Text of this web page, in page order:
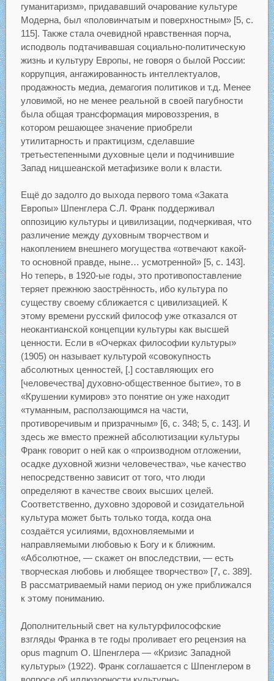
гуманитаризм», придававший очарование культуре
Модерна, был «половинчатым и поверхностным» [5, с.
115]. Также стала очевидной нравственная порча,
исподволь подтачивавшая социально-политическую
жизнь и культуру Европы, не говоря о былой России:
коррупция, ангажированность интеллектуалов,
продажность медиа, демагогия политиков и т.д. Менее
уловимой, но не менее реальной в своей пагубности
была общая трансформация мировоззрения, в
котором решающее значение приобрели
утилитарность и практицизм, сделавшие
третьестепенными духовные цели и подчинившие
Запад ницшеанской метафизике воли к власти.
Ещё до задолго до выхода первого тома «Заката
Европы» Шпенглера С.Л. Франк поддерживал
оппозицию культуры и цивилизации, подчеркивая, что
различение между духовным творчеством и
накоплением внешнего могущества «отвечают какой-
то основной правде, ныне… усмотренной» [5, с. 143].
Но теперь, в 1920-ые годы, это противопоставление
теряет прежнюю заострённость, ибо культура по
существу своему сближается с цивилизацией. К
этому времени русский философ уже отказался от
неокантианской концепции культуры как высшей
ценности. Если в «Очерках философии культуры»
(1905) он называет культурой «совокупность
абсолютных ценностей, [.] составляющих его
[человечества] духовно-общественное бытие», то в
«Крушении кумиров» это понятие он уже находит
«туманным, расползающимся на части,
противоречивым и призрачным» [6, с. 348; 5, с. 143]. И
здесь же вместо прежней абсолютизации культуры
Франк говорит о ней как о «производном отложении,
осадке духовной жизни человечества», чье качество
непосредственно зависит от того, что люди
определяют в качестве своих высших целей.
Соответственно, духовно здоровой и созидательной
культура может быть только тогда, когда она
создаётся усилиями, вдохновляемыми и
направляемыми любовью к Богу и к ближним.
«Абсолютное, — скажет он впоследствии, — есть
творческая любовь и любящее творчество» [7, с. 389].
В рассматриваемый нами период он уже приближался
к этому пониманию.
Дополнительный свет на культурфилософские
взгляды Франка в те годы проливает его рецензия на
opus magnum О. Шпенглера — «Кризис Западной
культуры» (1922). Франк соглашается с Шпенглером в